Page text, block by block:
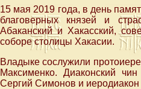
15 мая 2019 года, в день
благоверных князей и
Абаканский и Хакасский,
соборе столицы Хакасии.
Владыке сослужили
Максименко. Диаконский
Сергий Симонов и